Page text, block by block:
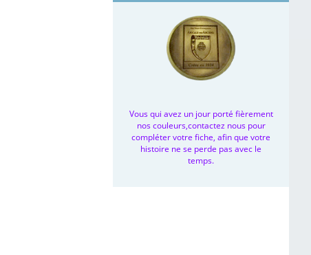
Vous qui avez un jour porté fièrement
nos couleurs,contactez nous pour
compléter votre fiche, afin que votre
histoire ne se perde pas avec le
temps.